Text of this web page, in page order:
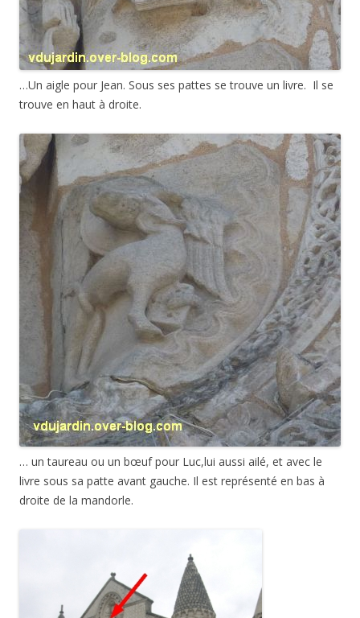
…Un aigle pour Jean. Sous ses pattes se trouve un livre. Il se
trouve en haut à droite.
… un taureau ou un bœuf pour Luc,lui aussi ailé, et avec le
livre sous sa patte avant gauche. Il est représenté en bas à
droite de la mandorle.